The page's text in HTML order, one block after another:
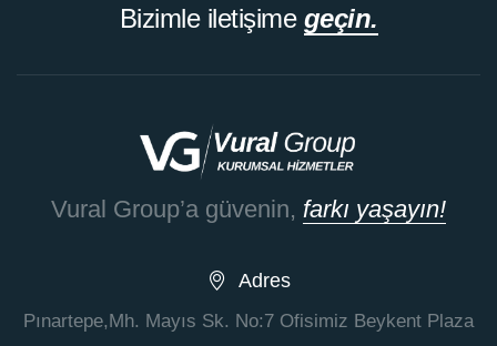
Bizimle iletişime geçin.
Vural Group’a güvenin, farkı yaşayın!
Adres
Pınartepe,Mh. Mayıs Sk. No:7 Ofisimiz Beykent Plaza